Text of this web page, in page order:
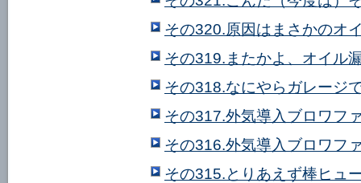
その320.原因はまさかのオ
その319.またかよ、オイル
その318.なにやらガレージ
その317.外気導入ブロワフ
その316.外気導入ブロワフ
その315.とりあえず棒ヒュ